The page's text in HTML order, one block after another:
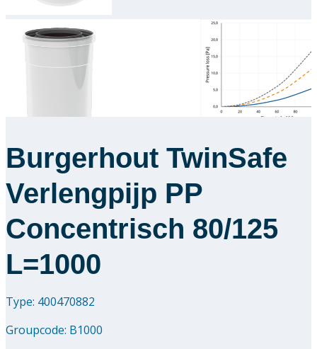
Burgerhout TwinSafe
Verlengpijp PP
Concentrisch 80/125
L=1000
Type: 400470882
Groupcode: B1000